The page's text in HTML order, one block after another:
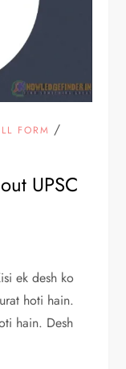
FORM /
UPSC
ek desh ko
hoti hain.
hain. Desh